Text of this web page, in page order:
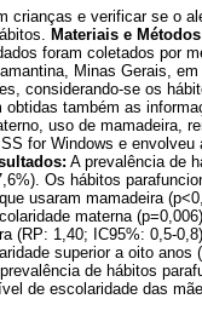
crianças e verificar se o
Materiais e
foram coletados por
Minas Gerais,
considerando-se os
também as
uso de mamadeira,
for Windows e
A prevalência de
Os hábitos
usaram mamadeira
materna
(RP: 1,40; IC95%: 0,5-
superior a oito anos
de hábitos
de escolaridade das